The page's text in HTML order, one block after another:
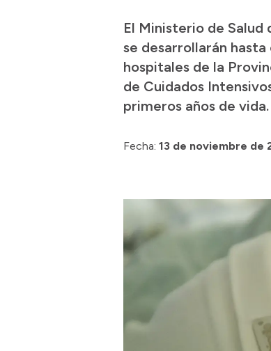
El Ministerio de
se desarrollarán
hospitales de la
de Cuidados
primeros años de vida.
Fecha: 13 de noviembre de